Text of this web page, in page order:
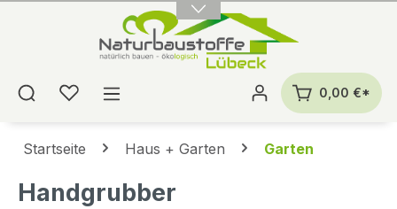
0,00 €*
Startseite Haus + Garten Garten
Handgrubber